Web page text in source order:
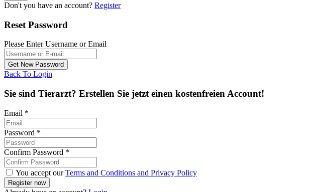
Don't you have an account? Register
Reset Password
Please Enter Username or Email
Back To Login
Sie sind Tierarzt? Erstellen Sie jetzt einen kostenfreien Account!
Email *
Password *
Confirm Password *
You accept ourTerms and Conditions and Privacy Policy